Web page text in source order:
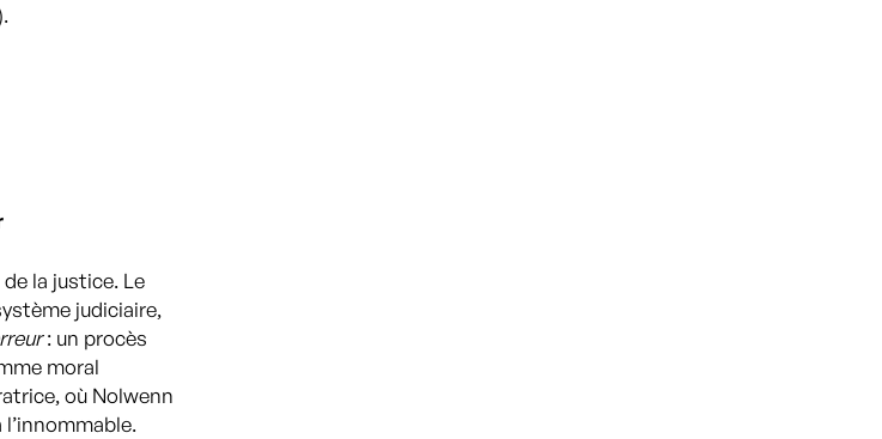
la justice. Le
judiciaire,
: un procès
moral
où Nolwenn